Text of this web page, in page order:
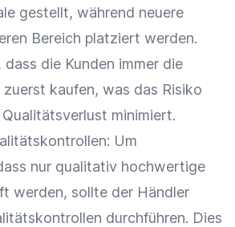
gestellt, während neuere
Bereich platziert werden.
die Kunden immer die
kaufen, was das Risiko
minimiert.
Um
nur qualitativ hochwertige
werden, sollte der Händler
durchführen. Dies